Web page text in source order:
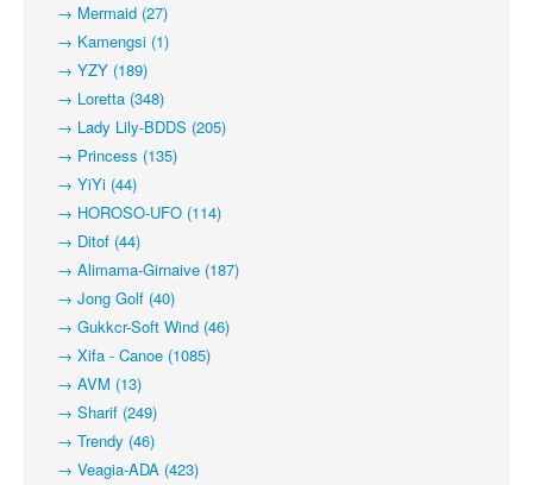
→ Mermaid (27)
→ Kamengsi (1)
→ YZY (189)
→ Loretta (348)
→ Lady Lily-BDDS (205)
→ Princess (135)
→ YiYi (44)
→ HOROSO-UFO (114)
→ Ditof (44)
→ Alimama-Girnaive (187)
→ Jong Golf (40)
→ Gukkcr-Soft Wind (46)
→ Xifa - Canoe (1085)
→ AVM (13)
→ Sharif (249)
→ Trendy (46)
→ Veagia-ADA (423)